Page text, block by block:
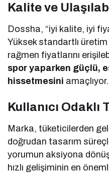
Kalite ve
Dossha, “iyi kalite, iyi
Yüksek standartlı
rağmen fiyatlarını
spor yaparken güçlü,
hissetmesini amaçlıyor.
Kullanıcı Odaklı
Marka, tüketicilerden
doğrudan tasarım
yorumun aksiyona
hızlı gelişiminin en